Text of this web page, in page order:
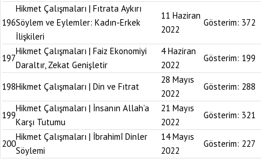
196
Hikmet Çalışmaları | Fıtrata Aykırı
Söylem ve Eylemler: Kadın-Erkek
İlişkileri
11 Haziran
2022
Gösterim: 372
197
Hikmet Çalışmaları | Faiz Ekonomiyi
Daraltır, Zekat Genişletir
4 Haziran
2022
Gösterim: 199
198Hikmet Çalışmaları | Din ve Fıtrat
28 Mayıs
2022
Gösterim: 288
199
Hikmet Çalışmaları | İnsanın Allah’a
Karşı Tutumu
21 Mayıs
2022
Gösterim: 321
200
Hikmet Çalışmaları | İbrahimî Dinler
Söylemi
14 Mayıs
2022
Gösterim: 227